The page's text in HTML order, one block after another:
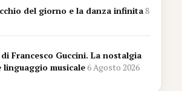
del giorno e la danza infinita8
Francesco Guccini. La nostalgia
linguaggio musicale6 Agosto 2026